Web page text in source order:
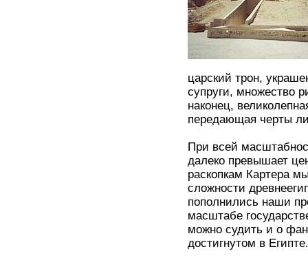
царский трон,
супруги, множество
наконец,
передающая черты
При всей
далеко превышает
раскопкам Картера
сложности
пополнились наши
масштабе
можно судить и о
достигнутом в Египте.